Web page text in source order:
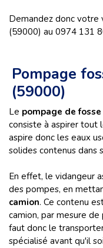
Demandez donc votre
(59000) au 0974 131
Pompage
(59000)
Le pompage de
consiste à aspirer tout
aspire donc les eaux
solides contenus dans
En effet, le vidangeur
des pompes, en
camion. Ce contenu
camion, par mesure
faut donc le
spécialisé avant qu'il